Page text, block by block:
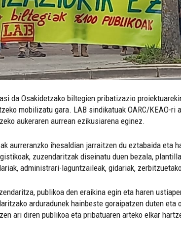
da Osakidetzako biltegien pribatizazio
mobilizatu gara. LAB sindikatuak OARC/KEAO-ri
aukeraren aurrean ezikusiarena eginez.
aurreranzko ihesaldian jarraitzen du eztabaida eta
zuzendaritzak diseinatu duen bezala,
administrari-laguntzaileak, gidariak,
publikoa den eraikina egin eta haren
arduradunek hainbeste goraipatzen duten
ari diren publikoa eta pribatuaren arteko elkar